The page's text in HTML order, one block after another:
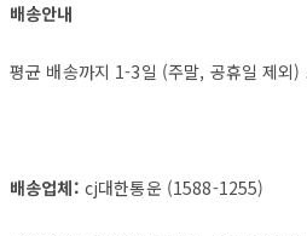
배송안내
평균 배송까지 1-3일 (주말, 공휴일 제외)
배송업체: cj대한통운 (1588-1255)